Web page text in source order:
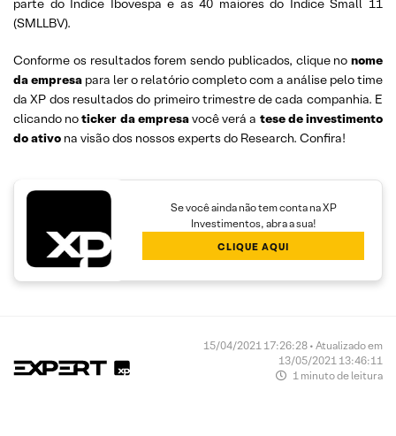
parte do Índice Ibovespa e as 40 maiores do Índice Small 11
(SMLLBV).
Conforme os resultados forem sendo publicados, clique no nome
da empresa para ler o relatório completo com a análise pelo time
da XP dos resultados do primeiro trimestre de cada companhia. E
clicando noticker da empresavocê verá a tese de investimento
do ativo na visão dos nossos experts do Research. Confira!
Se você ainda não tem conta na XP
Investimentos, abra a sua!
CLIQUE AQUI
15/04/2021 17:26:28 • Atualizado em
13/05/2021 13:46:11
1 minuto de leitura